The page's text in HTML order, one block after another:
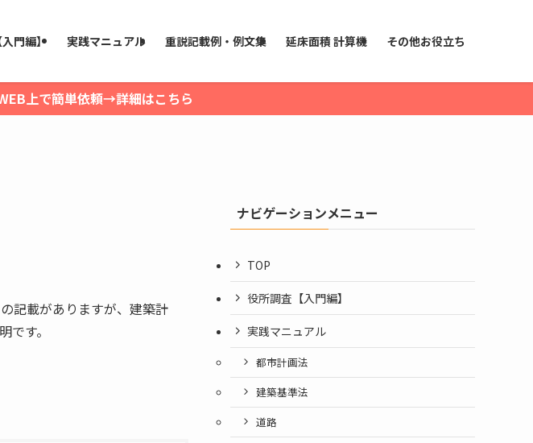
門編】 実践マニュアル 重説記載例・例文集 延床面積 計算機 その他お役立ち
上で簡単依頼→詳細はこちら
記載がありますが、建築計
す。
ナビゲーションメニュー
TOP
役所調査【入門編】
実践マニュアル
都市計画法
建築基準法
道路